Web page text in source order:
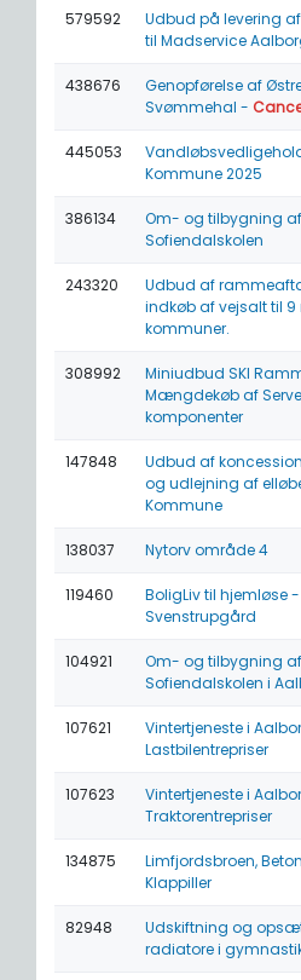
579592
Udbud på levering
til Madservice
438676
Genopførelse af
Svømmehal -
445053
Kommune 2025
386134
Om- og tilbygning af
Sofiendalskolen
243320
Udbud af
indkøb af vejsalt til 9
kommuner.
308992
Miniudbud SKI
Mængdekøb af
komponenter
147848
Udbud af
og udlejning af
Kommune
138037 Nytorv område 4
119460
BoligLiv til hjemløse
Svenstrupgård
104921
Om- og tilbygning af
Sofiendalskolen i
107621
Vintertjeneste i
Lastbilentrepriser
107623
Vintertjeneste i
Traktorentrepriser
134875
Limfjordsbroen,
Klappiller
82948
Udskiftning og
radiatore i